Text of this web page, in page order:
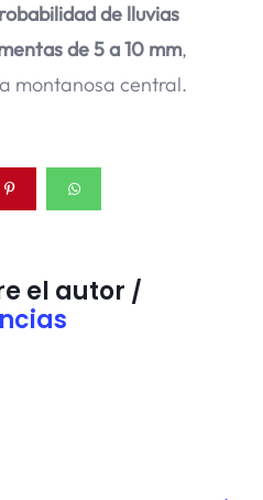
de lluvias
de 5 a 10 mm,
montanosa central.
el autor /